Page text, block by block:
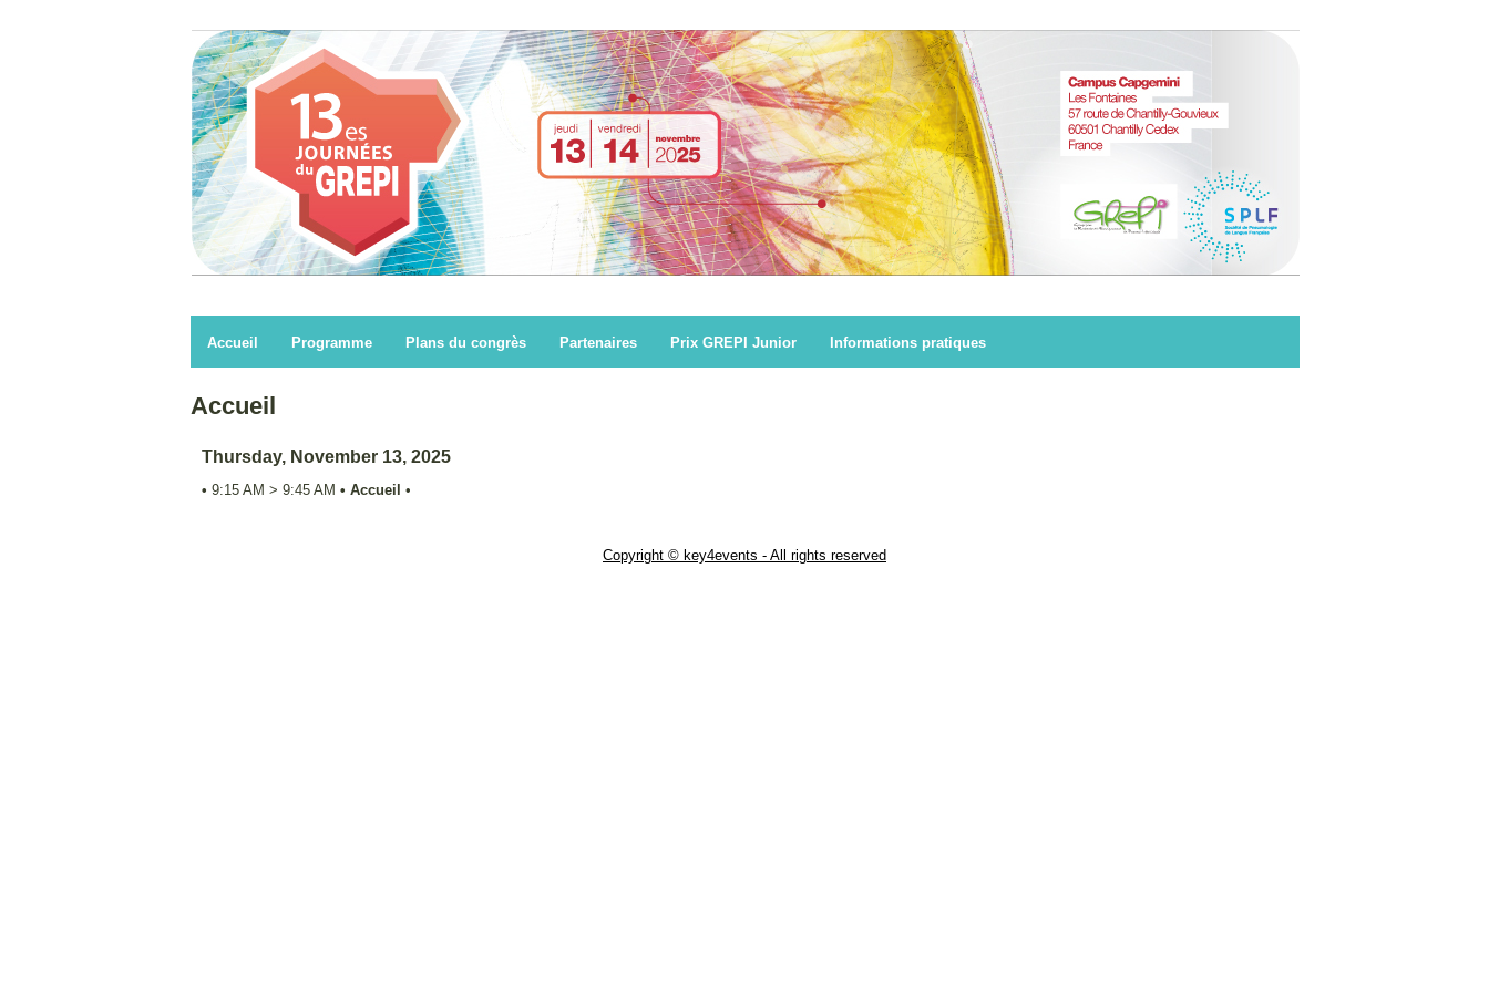
Accueil Programme Plans du congrès Partenaires Prix GREPI Junior Informations pratiques
Accueil
Thursday, November 13, 2025
• 9:15 AM > 9:45 AM • Accueil •
Copyright © key4events - All rights reserved